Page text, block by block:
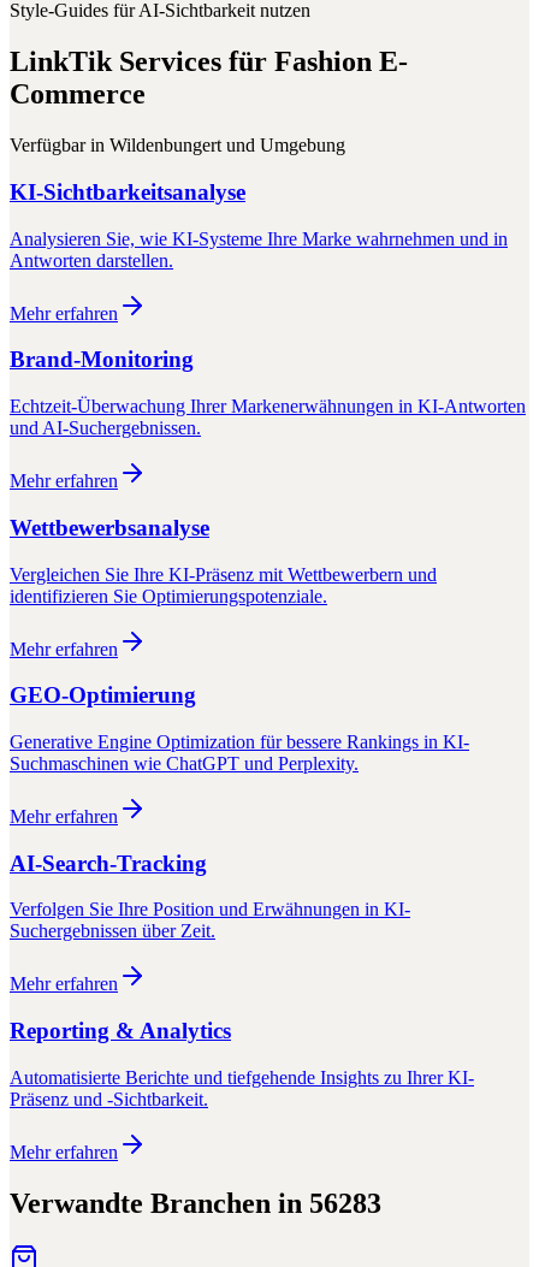
Style-Guides für AI-Sichtbarkeit nutzen
LinkTik Services für Fashion E-
Commerce
Verfügbar in Wildenbungert und Umgebung
KI-Sichtbarkeitsanalyse
Analysieren Sie, wie KI-Systeme Ihre Marke wahrnehmen und in
Antworten darstellen.
Mehr erfahren
Brand-Monitoring
Echtzeit-Überwachung Ihrer Markenerwähnungen in KI-Antworten
und AI-Suchergebnissen.
Mehr erfahren
Wettbewerbsanalyse
Vergleichen Sie Ihre KI-Präsenz mit Wettbewerbern und
identifizieren Sie Optimierungspotenziale.
Mehr erfahren
GEO-Optimierung
Generative Engine Optimization für bessere Rankings in KI-
Suchmaschinen wie ChatGPT und Perplexity.
Mehr erfahren
AI-Search-Tracking
Verfolgen Sie Ihre Position und Erwähnungen in KI-
Suchergebnissen über Zeit.
Mehr erfahren
Reporting & Analytics
Automatisierte Berichte und tiefgehende Insights zu Ihrer KI-
Präsenz und -Sichtbarkeit.
Mehr erfahren
Verwandte Branchen in 56283